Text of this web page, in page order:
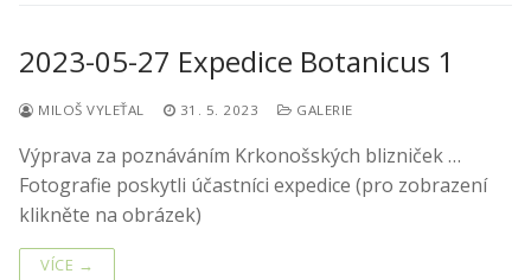
2023-05-27 Expedice Botanicus 1
MILOŠ VYLEŤAL 31. 5. 2023 GALERIE
Výprava za poznáváním Krkonošských blizniček …
Fotografie poskytli účastníci expedice (pro zobrazení
klikněte na obrázek)
VÍCE →